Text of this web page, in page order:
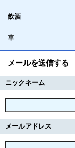
飲酒
車
メールを送信する
ニックネーム
メールアドレス